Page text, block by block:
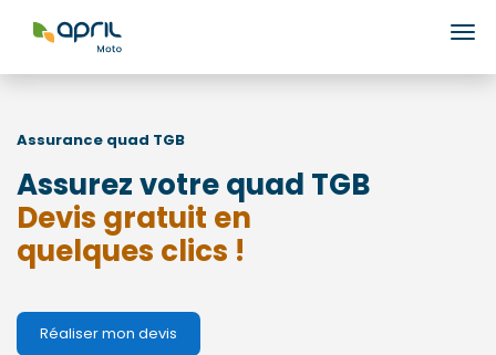
Assurance quad TGB
Assurez votre quad TGB
Devis gratuit en
quelques clics !
Réaliser mon devis